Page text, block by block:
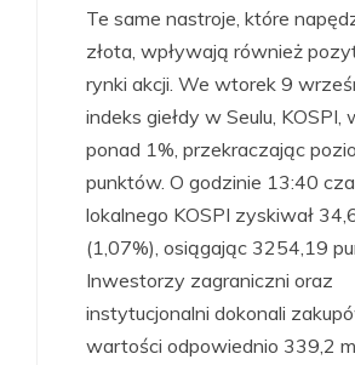
Te same nastroje, które
złota, wpływają również
rynki akcji. We wtorek 9
indeks giełdy w Seulu, KOSPI,
ponad 1%, przekraczając
punktów. O godzinie 13:40
lokalnego KOSPI zyskiwał
(1,07%), osiągając 3254,19
Inwestorzy zagraniczni oraz
instytucjonalni dokonali
wartości odpowiednio 339,2